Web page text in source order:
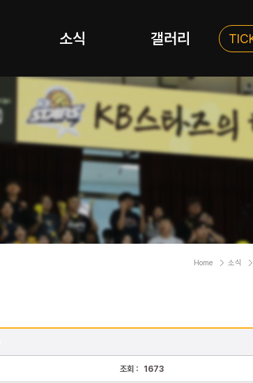
소식 갤러리
Home 소식
조회 : 1673